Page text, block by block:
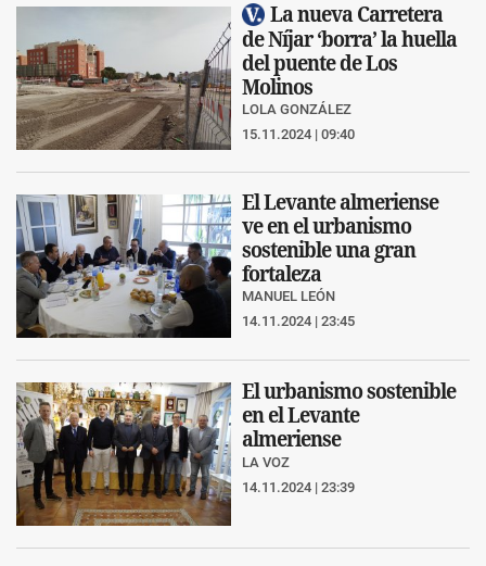
La nueva Carretera
de Níjar ‘borra’ la huella
del puente de Los
Molinos
LOLA GONZÁLEZ
15.11.2024 | 09:40
El Levante almeriense
ve en el urbanismo
sostenible una gran
fortaleza
MANUEL LEÓN
14.11.2024 | 23:45
El urbanismo sostenible
en el Levante
almeriense
LA VOZ
14.11.2024 | 23:39